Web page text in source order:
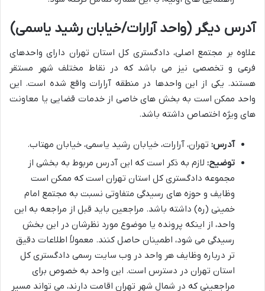
آدرس دیگر (واحد آرارات/خیابان رشید یاسمی)
علاوه بر مجتمع اصلی، دادگستری کل استان تهران دارای واحدهای
فرعی و تخصصی نیز می باشد که در نقاط مختلف شهر مستقر
هستند. یکی از این واحدها در منطقه آرارات واقع شده است. این
واحد ممکن است به بخش های خاصی از خدمات قضایی یا معاونت
های ویژه اختصاص داشته باشد.
آدرس: تهران، آرارات، خیابان رشید یاسمی، خیابان مهتاب.
توضیح: لازم به ذکر است که این آدرس مربوط به بخشی از
مجموعه دادگستری کل استان تهران است که ممکن است
وظایف و حوزه های رسیدگی متفاوتی نسبت به مجتمع امام
خمینی (ره) داشته باشد. مراجعین باید قبل از مراجعه به این
واحد، از اینکه پرونده یا موضوع مورد نظرشان در این بخش
رسیدگی می شود، اطمینان حاصل کنند. معمولاً اطلاعات دقیق
تر درباره وظایف هر واحد در وب سایت رسمی دادگستری کل
استان تهران در دسترس است. این واحد به خصوص برای
مراجعینی که در شمال شهر تهران اقامت دارند، می تواند مسیر